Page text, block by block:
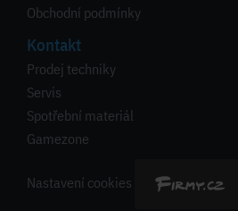
Obchodní podmínky
Kontakt
Prodej techniky
Servis
Spotřební materiál
Gamezone
Nastavení cookies